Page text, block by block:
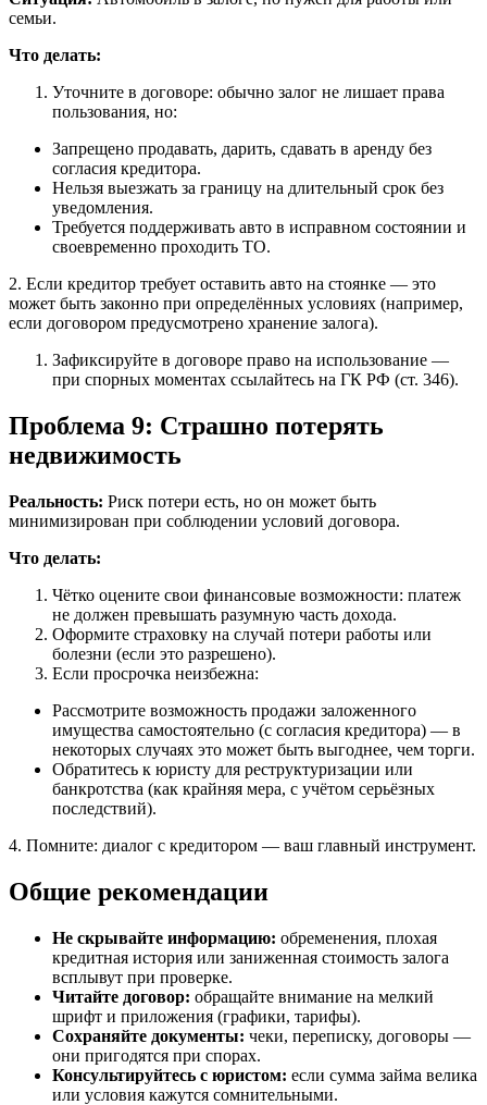
семьи.
Что делать:
Уточните в договоре: обычно залог не лишает права
пользования, но:
Запрещено продавать, дарить, сдавать в аренду без
согласия кредитора.
Нельзя выезжать за границу на длительный срок без
уведомления.
Требуется поддерживать авто в исправном состоянии и
своевременно проходить ТО.
2. Если кредитор требует оставить авто на стоянке — это
может быть законно при определённых условиях (например,
если договором предусмотрено хранение залога).
Зафиксируйте в договоре право на использование —
при спорных моментах ссылайтесь на ГК РФ (ст. 346).
Проблема 9: Страшно потерять
недвижимость
Реальность: Риск потери есть, но он может быть
минимизирован при соблюдении условий договора.
Что делать:
Чётко оцените свои финансовые возможности: платеж
не должен превышать разумную часть дохода.
Оформите страховку на случай потери работы или
болезни (если это разрешено).
Если просрочка неизбежна:
Рассмотрите возможность продажи заложенного
имущества самостоятельно (с согласия кредитора) — в
некоторых случаях это может быть выгоднее, чем торги.
Обратитесь к юристу для реструктуризации или
банкротства (как крайняя мера, с учётом серьёзных
последствий).
4. Помните: диалог с кредитором — ваш главный инструмент.
Общие рекомендации
Не скрывайте информацию: обременения, плохая
кредитная история или заниженная стоимость залога
всплывут при проверке.
Читайте договор: обращайте внимание на мелкий
шрифт и приложения (графики, тарифы).
Сохраняйте документы: чеки, переписку, договоры —
они пригодятся при спорах.
Консультируйтесь с юристом: если сумма займа велика
или условия кажутся сомнительными.